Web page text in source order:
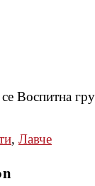
Воспитна
, Лавче